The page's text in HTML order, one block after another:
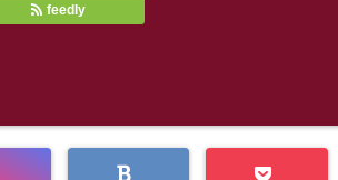
feedly